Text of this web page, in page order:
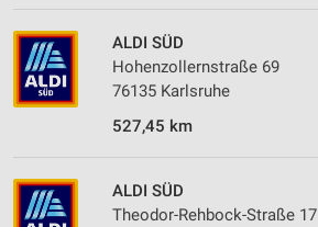
ALDI SÜD
Hohenzollernstraße 69
76135 Karlsruhe
527,45 km
ALDI SÜD
Theodor-Rehbock-Straße 17